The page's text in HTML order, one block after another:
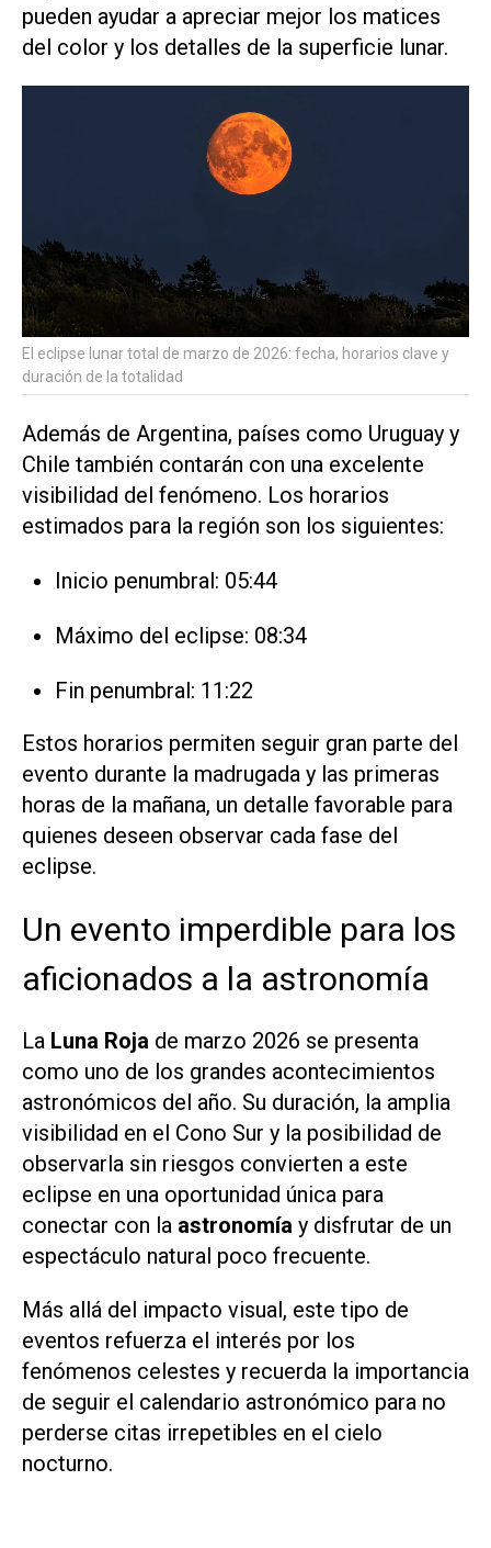
pueden ayudar a apreciar mejor los matices
del color y los detalles de la superficie lunar.
El eclipse lunar total de marzo de 2026: fecha, horarios clave y
duración de la totalidad
Además de Argentina, países como Uruguay y
Chile también contarán con una excelente
visibilidad del fenómeno. Los horarios
estimados para la región son los siguientes:
Inicio penumbral: 05:44
Máximo del eclipse: 08:34
Fin penumbral: 11:22
Estos horarios permiten seguir gran parte del
evento durante la madrugada y las primeras
horas de la mañana, un detalle favorable para
quienes deseen observar cada fase del
eclipse.
Un evento imperdible para los
aficionados a la astronomía
La Luna Roja de marzo 2026 se presenta
como uno de los grandes acontecimientos
astronómicos del año. Su duración, la amplia
visibilidad en el Cono Sur y la posibilidad de
observarla sin riesgos convierten a este
eclipse en una oportunidad única para
conectar con la astronomía y disfrutar de un
espectáculo natural poco frecuente.
Más allá del impacto visual, este tipo de
eventos refuerza el interés por los
fenómenos celestes y recuerda la importancia
de seguir el calendario astronómico para no
perderse citas irrepetibles en el cielo
nocturno.